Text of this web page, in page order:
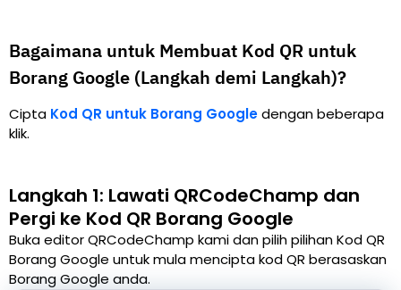
Bagaimana untuk Membuat Kod QR untuk
Borang Google (Langkah demi Langkah)?
Cipta Kod QR untuk Borang Googledengan beberapa
klik.
Langkah 1: Lawati QRCodeChamp dan
Pergi ke Kod QR Borang Google
Buka editor QRCodeChamp kami dan pilih pilihan Kod QR
Borang Google untuk mula mencipta kod QR berasaskan
Borang Google anda.